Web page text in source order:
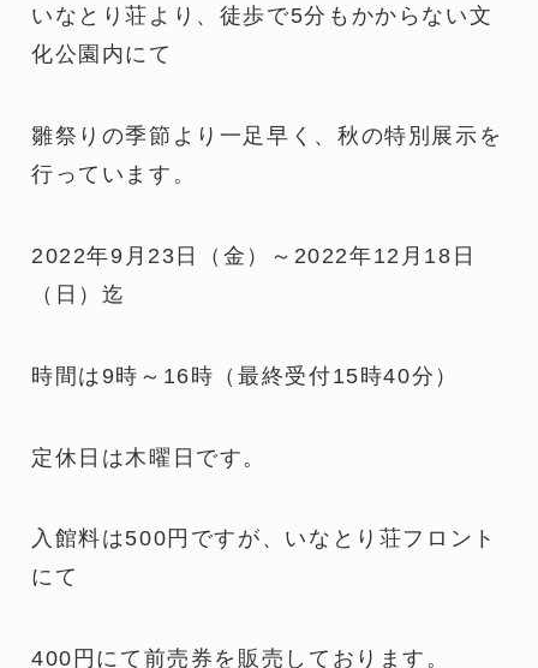
いなとり荘より、徒歩で5分もかからない文
化公園内にて
雛祭りの季節より一足早く、秋の特別展示を
行っています。
2022年9月23日（金）～2022年12月18日
（日）迄
時間は9時～16時（最終受付15時40分）
定休日は木曜日です。
入館料は500円ですが、いなとり荘フロント
にて
400円にて前売券を販売しております。